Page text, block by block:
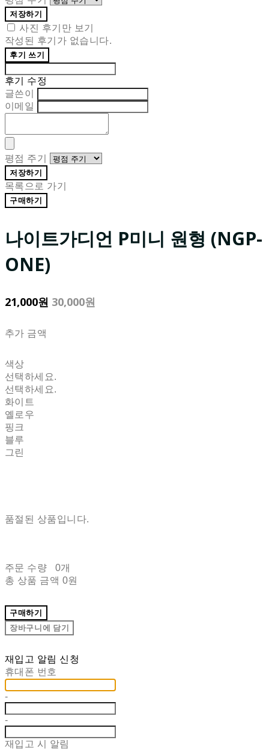
저장하기
사진 후기만 보기
작성된 후기가 없습니다.
후기 쓰기
후기 수정
글쓴이
이메일
평점 주기
저장하기
목록으로 가기
구매하기
나이트가디언 P미니 원형 (NGP-
ONE)
21,000원 30,000원
추가 금액
색상
선택하세요.
선택하세요.
화이트
옐로우
핑크
블루
그린
품절된 상품입니다.
주문 수량
0개
총 상품 금액 0원
구매하기
장바구니에 담기
재입고 알림 신청
휴대폰 번호
-
-
재입고 시 알림